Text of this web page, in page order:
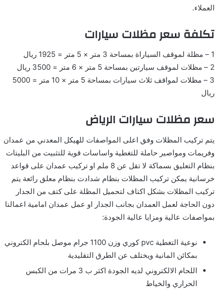
العملاء.
تكلفة سعر مظلات سيارات
1 – مظلة لموقف السياراة بمساحة 3 متر × 5 متر = 1925 ريال
2 – مظلات لموقف سيارتين بمساحة 5 متر × 6 متر = 3500 ريال
3 – مظلات لمواقف ثلاث سيارات بمساحة 5 متر × 10 متر = 5000
ريال
سعر مظلات سيارات الرياض
يتم تركيب المظلات وفق اعلى المواصفات للهيكل المعدني من عمدان
وفريمات ومواصير حاملة للتغطية واساسات قوية للتثبيت من البليتات
بنظام التعليق بسماكة لا تقل عن 8 ملم او تركيب عمدان على قواعد
خرسانية يمكن تركيب المظلات بنظام شدادت بنظام معلق رائعة يتم
تركيب المظلات بشكل اكتاف لتحميل المظلة على كتف من الجدار
دون الحاجة لعمل العمدان بجانب الجدار او عمل عمدان امامية اعمالنا
بمواصفات عالية ومزايا عالية الجودة:
نوعية التغطية pvc كوري وزن 1100 جرام موصل بلحام الكتروني
بمكائن المانية ويختلف عن الطرق التقليدية
اللحام الالكتروني لديه الجودة اكثر ب 3 مرات من الكبس
الحراري والخياط